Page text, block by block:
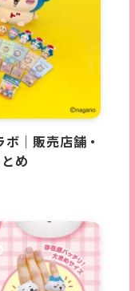
｜販売店舗・
め